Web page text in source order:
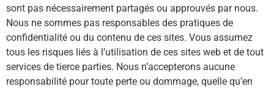
sont pas nécessairement partagés ou approuvés par nous.
Nous ne sommes pas responsables des pratiques de
confidentialité ou du contenu de ces sites. Vous assumez
tous les risques liés à l’utilisation de ces sites web et de tout
services de tierce parties. Nous n’accepterons aucune
responsabilité pour toute perte ou dommage, quelle qu’en